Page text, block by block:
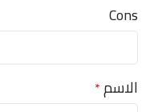
Cons
الاسم*